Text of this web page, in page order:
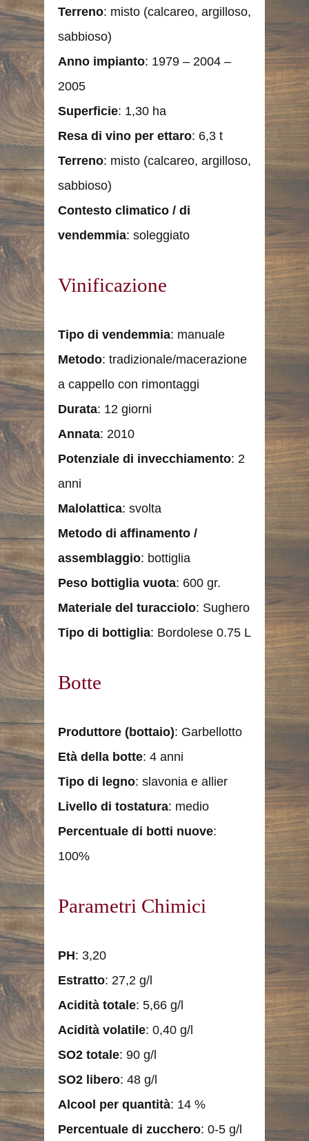
Terreno: misto (calcareo, argilloso,
sabbioso)
Anno impianto: 1979 – 2004 –
2005
Superficie: 1,30 ha
Resa di vino per ettaro: 6,3 t
Terreno: misto (calcareo, argilloso,
sabbioso)
Contesto climatico / di
vendemmia: soleggiato
Vinificazione
Tipo di vendemmia: manuale
Metodo: tradizionale/macerazione
a cappello con rimontaggi
Durata: 12 giorni
Annata: 2010
Potenziale di invecchiamento: 2
anni
Malolattica: svolta
Metodo di affinamento /
assemblaggio: bottiglia
Peso bottiglia vuota: 600 gr.
Materiale del turacciolo: Sughero
Tipo di bottiglia: Bordolese 0.75 L
Botte
Produttore (bottaio): Garbellotto
Età della botte: 4 anni
Tipo di legno: slavonia e allier
Livello di tostatura: medio
Percentuale di botti nuove:
100%
Parametri Chimici
PH: 3,20
Estratto: 27,2 g/l
Acidità totale: 5,66 g/l
Acidità volatile: 0,40 g/l
SO2 totale: 90 g/l
SO2 libero: 48 g/l
Alcool per quantità: 14 %
Percentuale di zucchero: 0-5 g/l